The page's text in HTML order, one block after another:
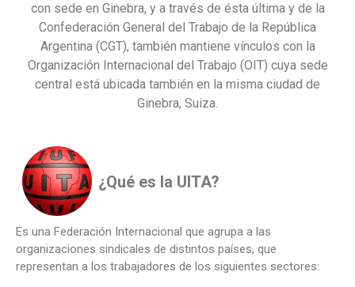
con sede en Ginebra, y a través de ésta última y de la
Confederación General del Trabajo de la República
Argentina (CGT), también mantiene vínculos con la
Organización Internacional del Trabajo (OIT) cuya sede
central está ubicada también en la misma ciudad de
Ginebra, Suiza.
¿Qué es la UITA?
Es una Federación Internacional que agrupa a las
organizaciones sindicales de distintos países, que
representan a los trabajadores de los siguientes sectores: